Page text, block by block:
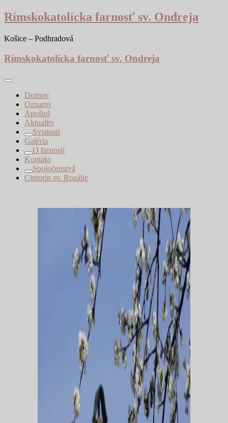
Skip
to
Rímskokatolícka farnosť sv. Ondreja
Košice – Podhradová
Rímskokatolícka farnosť sv. Ondreja
Domov
Oznamy
Apoštol
Aktuality
Sviatosti
Galéria
O farnosti
Kontakt
Spoločenstvá
Cintorín sv. Rozálie